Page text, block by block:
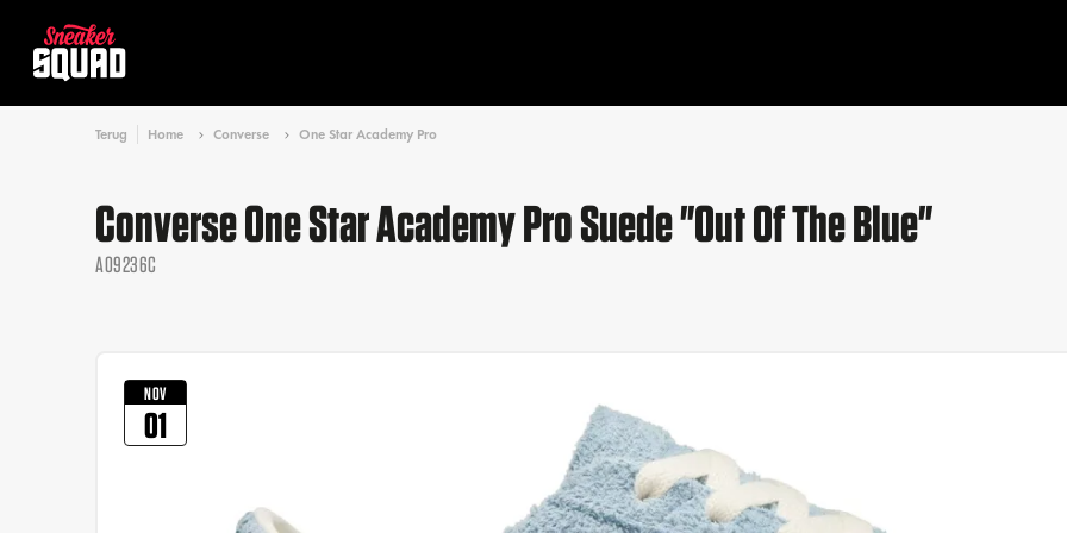
Terug Home Converse One Star Academy Pro
Converse One Star Academy Pro Suede "Out Of The Blue"
A09236C
NOV
01